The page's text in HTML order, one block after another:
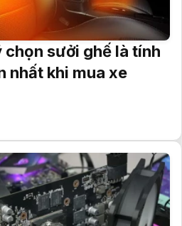
sưởi ghế là tính
nhất khi mua xe